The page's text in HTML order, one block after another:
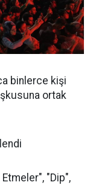
binlerce kişi
ortak
"Dip",